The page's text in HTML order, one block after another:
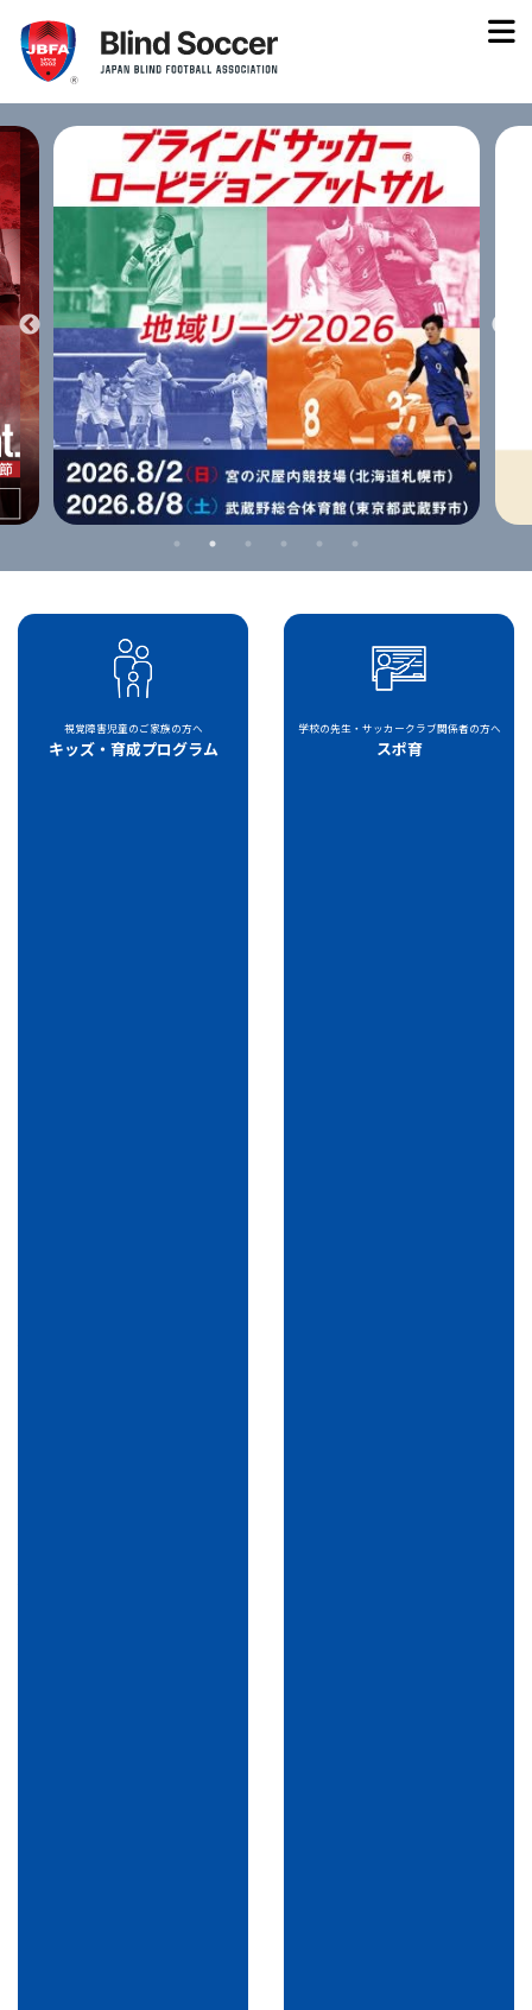
視覚障害児童のご家族の方へ
キッズ・育成プログラム
学校の先生・サッカークラブ関係者の方へ
スポ育